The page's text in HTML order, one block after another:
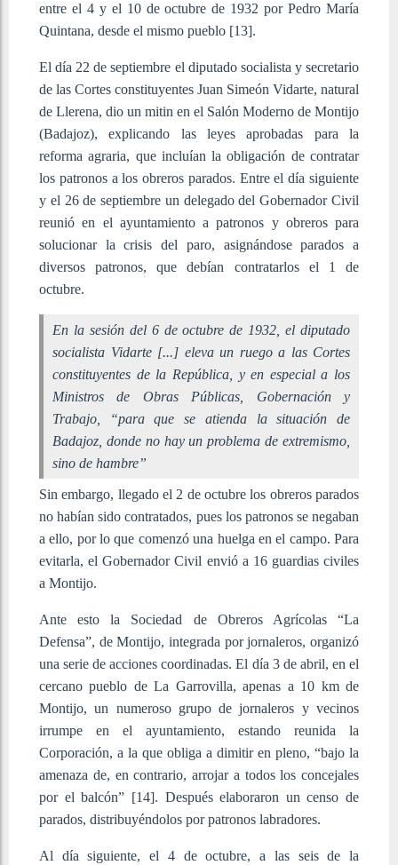
entre el 4 y el 10 de octubre de 1932 por Pedro María
Quintana, desde el mismo pueblo [13].
El día 22 de septiembre el diputado socialista y secretario
de las Cortes constituyentes Juan Simeón Vidarte, natural
de Llerena, dio un mitin en el Salón Moderno de Montijo
(Badajoz), explicando las leyes aprobadas para la
reforma agraria, que incluían la obligación de contratar
los patronos a los obreros parados. Entre el día siguiente
y el 26 de septiembre un delegado del Gobernador Civil
reunió en el ayuntamiento a patronos y obreros para
solucionar la crisis del paro, asignándose parados a
diversos patronos, que debían contratarlos el 1 de
octubre.
En la sesión del 6 de octubre de 1932, el diputado
socialista Vidarte [...] eleva un ruego a las Cortes
constituyentes de la República, y en especial a los
Ministros de Obras Públicas, Gobernación y
Trabajo, “para que se atienda la situación de
Badajoz, donde no hay un problema de extremismo,
sino de hambre”
Sin embargo, llegado el 2 de octubre los obreros parados
no habían sido contratados, pues los patronos se negaban
a ello, por lo que comenzó una huelga en el campo. Para
evitarla, el Gobernador Civil envió a 16 guardias civiles
a Montijo.
Ante esto la Sociedad de Obreros Agrícolas “La
Defensa”, de Montijo, integrada por jornaleros, organizó
una serie de acciones coordinadas. El día 3 de abril, en el
cercano pueblo de La Garrovilla, apenas a 10 km de
Montijo, un numeroso grupo de jornaleros y vecinos
irrumpe en el ayuntamiento, estando reunida la
Corporación, a la que obliga a dimitir en pleno, “bajo la
amenaza de, en contrario, arrojar a todos los concejales
por el balcón” [14]. Después elaboraron un censo de
parados, distribuyéndolos por patronos labradores.
Al día siguiente, el 4 de octubre, a las seis de la